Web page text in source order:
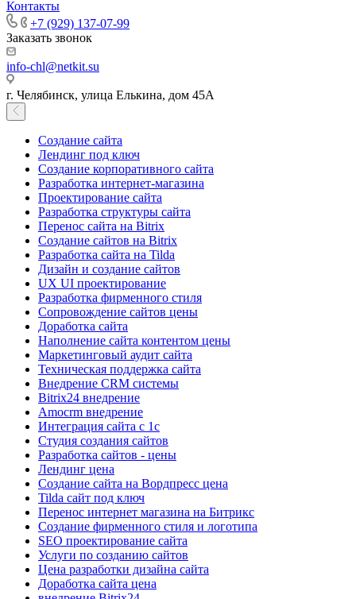
Контакты
+7 (929) 137-07-99
Заказать звонок
info-chl@netkit.su
г. Челябинск, улица Елькина, дом 45А
Создание сайта
Лендинг под ключ
Создание корпоративного сайта
Разработка интернет-магазина
Проектирование сайта
Разработка структуры сайта
Перенос сайта на Bitrix
Создание сайтов на Bitrix
Разработка сайта на Tilda
Дизайн и создание сайтов
UX UI проектирование
Разработка фирменного стиля
Сопровождение сайтов цены
Доработка сайта
Наполнение сайта контентом цены
Маркетинговый аудит сайта
Техническая поддержка сайта
Внедрение CRM системы
Bitrix24 внедрение
Amocrm внедрение
Интеграция сайта с 1с
Cтудия создания сайтов
Разработка сайтов - цены
Лендинг цена
Создание сайта на Вордпресс цена
Tilda сайт под ключ
Перенос интернет магазина на Битрикс
Создание фирменного стиля и логотипа
SEO проектирование сайта
Услуги по созданию сайтов
Цена разработки дизайна сайта
Доработка сайта цена